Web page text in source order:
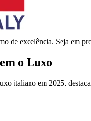
de excelência. Seja em
o Luxo
italiano em 2025,